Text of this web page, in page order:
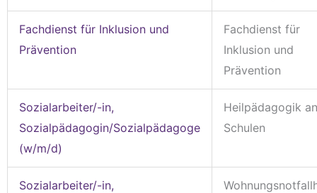
Fachdienst für Inklusion und
Prävention
Fachdienst für
Inklusion und
Prävention
Sozialarbeiter/-in,
Sozialpädagogin/Sozialpädagoge
(w/m/d)
Heilpädagogik an
Schulen
Sozialarbeiter/-in,